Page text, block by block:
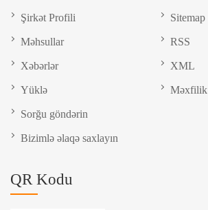
Şirkət Profili
Məhsullar
Xəbərlər
Yüklə
Sorğu göndərin
Bizimlə əlaqə saxlayın
Sitemap
RSS
XML
Məxfilik
QR Kodu